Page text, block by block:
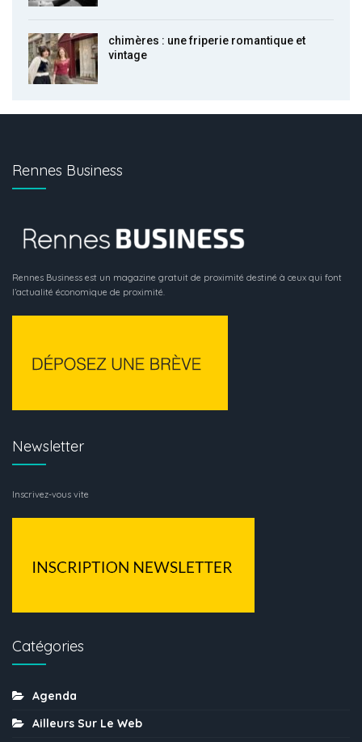
chimères : une friperie romantique et
vintage
Rennes Business
Rennes Business est un magazine gratuit de proximité destiné à ceux qui font
l’actualité économique de proximité.
Newsletter
Inscrivez-vous vite
Catégories
Agenda
Ailleurs Sur Le Web